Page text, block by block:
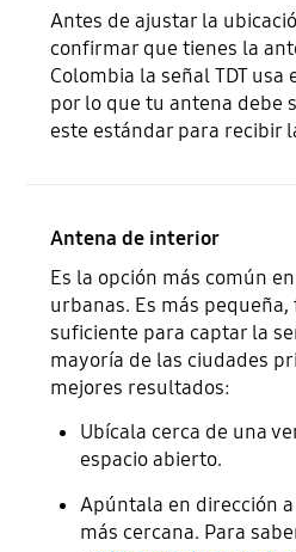
Antes de ajustar la
confirmar que tienes la
Colombia la señal TDT usa
por lo que tu antena debe
este estándar para recibir
Antena de interior
Es la opción más común
urbanas. Es más
suficiente para captar la
mayoría de las ciudades
mejores resultados:
Ubícala cerca de una
espacio abierto.
Apúntala en dirección
más cercana. Para